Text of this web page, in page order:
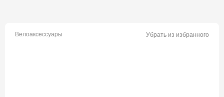
Велоаксессуары Убрать из избранного